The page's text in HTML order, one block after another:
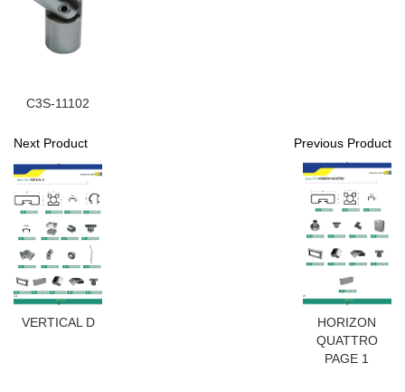
C3S-11102
Next Product
VERTICAL D
Previous Product
HORIZON
QUATTRO
PAGE 1